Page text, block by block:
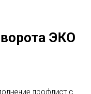
ЭКО
профлист с